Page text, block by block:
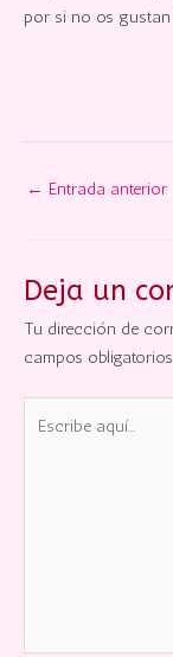
por si no os gustan
← Entrada anterior
Deja un
Tu dirección de
campos
aquí...